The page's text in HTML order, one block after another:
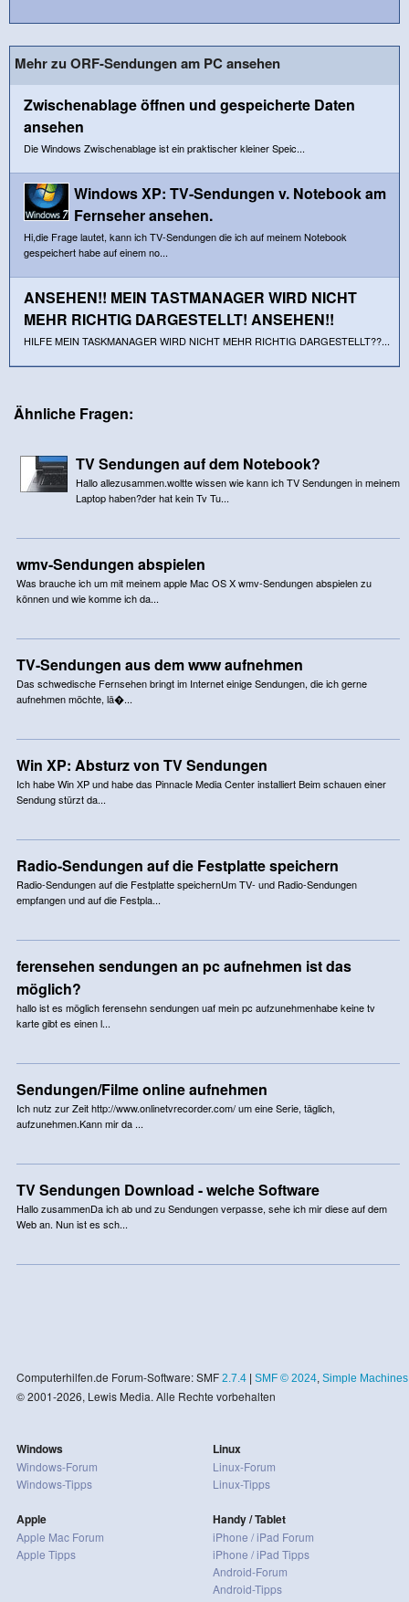
Mehr zu ORF-Sendungen am PC ansehen
Zwischenablage öffnen und gespeicherte Daten
ansehen
Die Windows Zwischenablage ist ein praktischer kleiner Speic...
Windows XP: TV-Sendungen v. Notebook am
Fernseher ansehen.
Hi,die Frage lautet, kann ich TV-Sendungen die ich auf meinem Notebook
gespeichert habe auf einem no...
ANSEHEN!! MEIN TASTMANAGER WIRD NICHT
MEHR RICHTIG DARGESTELLT! ANSEHEN!!
HILFE MEIN TASKMANAGER WIRD NICHT MEHR RICHTIG DARGESTELLT??...
Ähnliche Fragen:
TV Sendungen auf dem Notebook?
Hallo allezusammen.woltte wissen wie kann ich TV Sendungen in meinem
Laptop haben?der hat kein Tv Tu...
wmv-Sendungen abspielen
Was brauche ich um mit meinem apple Mac OS X wmv-Sendungen abspielen zu
können und wie komme ich da...
TV-Sendungen aus dem www aufnehmen
Das schwedische Fernsehen bringt im Internet einige Sendungen, die ich gerne
aufnehmen möchte, lä�...
Win XP: Absturz von TV Sendungen
Ich habe Win XP und habe das Pinnacle Media Center installiert Beim schauen einer
Sendung stürzt da...
Radio-Sendungen auf die Festplatte speichern
Radio-Sendungen auf die Festplatte speichernUm TV- und Radio-Sendungen
empfangen und auf die Festpla...
ferensehen sendungen an pc aufnehmen ist das
möglich?
hallo ist es möglich ferensehn sendungen uaf mein pc aufzunehmenhabe keine tv
karte gibt es einen l...
Sendungen/Filme online aufnehmen
Ich nutz zur Zeit http://www.onlinetvrecorder.com/ um eine Serie, täglich,
aufzunehmen.Kann mir da ...
TV Sendungen Download - welche Software
Hallo zusammenDa ich ab und zu Sendungen verpasse, sehe ich mir diese auf dem
Web an. Nun ist es sch...
Computerhilfen.de Forum-Software: SMF 2.7.4| SMF © 2024, Simple Machines
© 2001-2026, Lewis Media. Alle Rechte vorbehalten
Windows
Windows-Forum
Windows-Tipps
Apple
Apple Mac Forum
Apple Tipps
Linux
Linux-Forum
Linux-Tipps
Handy / Tablet
iPhone / iPad Forum
iPhone / iPad Tipps
Android-Forum
Android-Tipps